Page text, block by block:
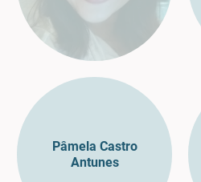
Pâmela Castro
Antunes